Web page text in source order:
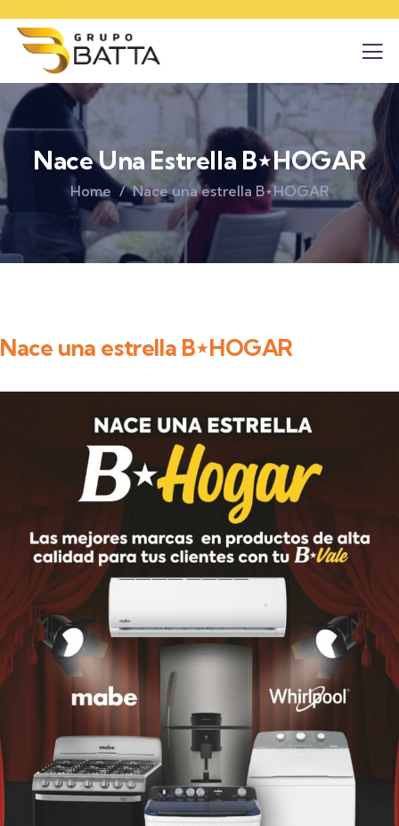
Nace Una Estrella B⋆HOGAR
Home Nace una estrella B⋆HOGAR
Nace una estrella B⋆HOGAR